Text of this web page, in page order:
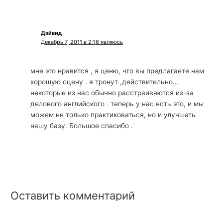
Дэйвид
Декабрь 7, 2011 в 2:16 являюсь
мне это нравится , я ценю, что вы предлагаете нам
хорошую сцену . я тронут ,действительно...
некоторые из нас обычно расстраиваются из-за
делового английского . теперь у нас есть это, и мы
можем не только практиковаться, но и улучшать
нашу базу. Большое спасибо .
Оставить комментарий